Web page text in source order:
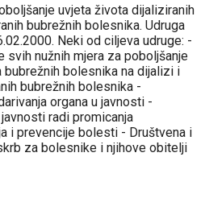
uvjeta života dijaliziranih
bubrežnih bolesnika. Udruga
Neki od ciljeva udruge: -
svih nužnih mjera za poboljšanje
bubrežnih bolesnika na dijalizi i
bubrežnih bolesnika -
organa u javnosti -
radi promicanja
i prevencije bolesti - Društvena i
za bolesnike i njihove obitelji